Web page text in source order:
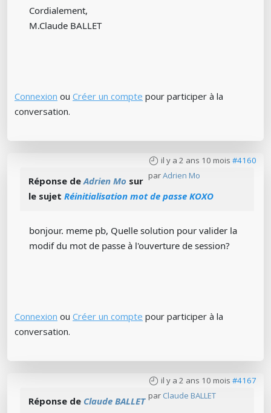
Cordialement,
M.Claude BALLET
Connexion ou Créer un compte pour participer à la
conversation.
il y a 2 ans 10 mois #4160
parAdrien Mo
Réponse deAdrien Mo sur
le sujet Réinitialisation mot de passe KOXO
bonjour. meme pb, Quelle solution pour valider la
modif du mot de passe à l'ouverture de session?
Connexion ou Créer un compte pour participer à la
conversation.
il y a 2 ans 10 mois #4167
par Claude BALLET
Réponse de Claude BALLET